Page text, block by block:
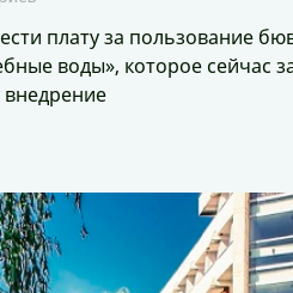
плату за пользование
воды», которое сейчас